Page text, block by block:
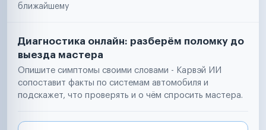
ближайшему
Диагностика онлайн: разберём поломку до
выезда мастера
Опишите симптомы своими словами - Карвэй ИИ
сопоставит факты по системам автомобиля и
подскажет, что проверять и о чём спросить мастера.